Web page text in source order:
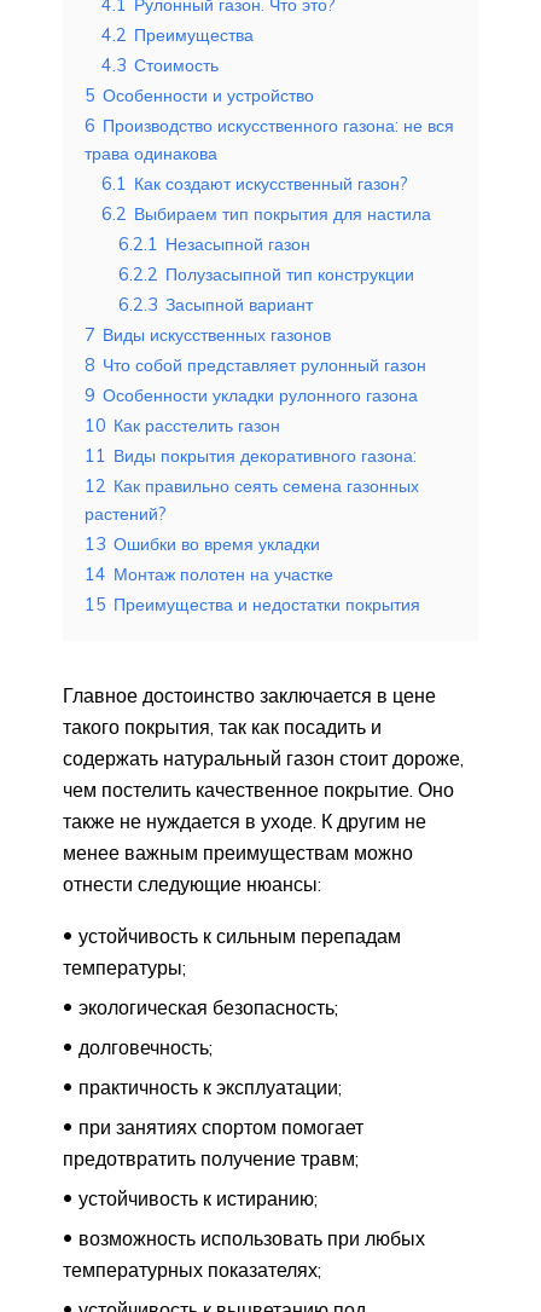
4.1 Рулонный газон. Что это?
4.2 Преимущества
4.3 Стоимость
5 Особенности и устройство
6 Производство искусственного газона: не вся
трава одинакова
6.1 Как создают искусственный газон?
6.2 Выбираем тип покрытия для настила
6.2.1 Незасыпной газон
6.2.2 Полузасыпной тип конструкции
6.2.3 Засыпной вариант
7 Виды искусственных газонов
8 Что собой представляет рулонный газон
9 Особенности укладки рулонного газона
10 Как расстелить газон
11 Виды покрытия декоративного газона:
12 Как правильно сеять семена газонных
растений?
13 Ошибки во время укладки
14 Монтаж полотен на участке
15 Преимущества и недостатки покрытия
Главное достоинство заключается в цене
такого покрытия, так как посадить и
содержать натуральный газон стоит дороже,
чем постелить качественное покрытие. Оно
также не нуждается в уходе. К другим не
менее важным преимуществам можно
отнести следующие нюансы:
устойчивость к сильным перепадам
температуры;
экологическая безопасность;
долговечность;
практичность к эксплуатации;
при занятиях спортом помогает
предотвратить получение травм;
устойчивость к истиранию;
возможность использовать при любых
температурных показателях;